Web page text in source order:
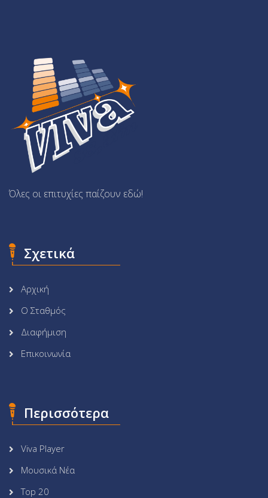
Όλες οι επιτυχίες παίζουν εδώ!
Σχετικά
Αρχική
Ο Σταθμός
Διαφήμιση
Επικοινωνία
Περισσότερα
Viva Player
Μουσικά Νέα
Top 20